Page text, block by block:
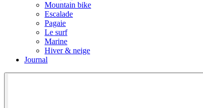
Mountain bike
Escalade
Pagaie
Le surf
Marine
Hiver & neige
Journal